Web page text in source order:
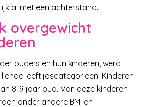
al met een achterstand.
overgewicht
ouders en hun kinderen, werd
leeftijdscategorieën. Kinderen
8-9 jaar oud. Van deze kinderen
onder andere BMI en